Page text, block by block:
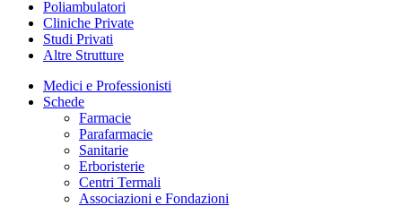
Poliambulatori
Cliniche Private
Studi Privati
Altre Strutture
Medici e Professionisti
Schede
Farmacie
Parafarmacie
Sanitarie
Erboristerie
Centri Termali
Associazioni e Fondazioni